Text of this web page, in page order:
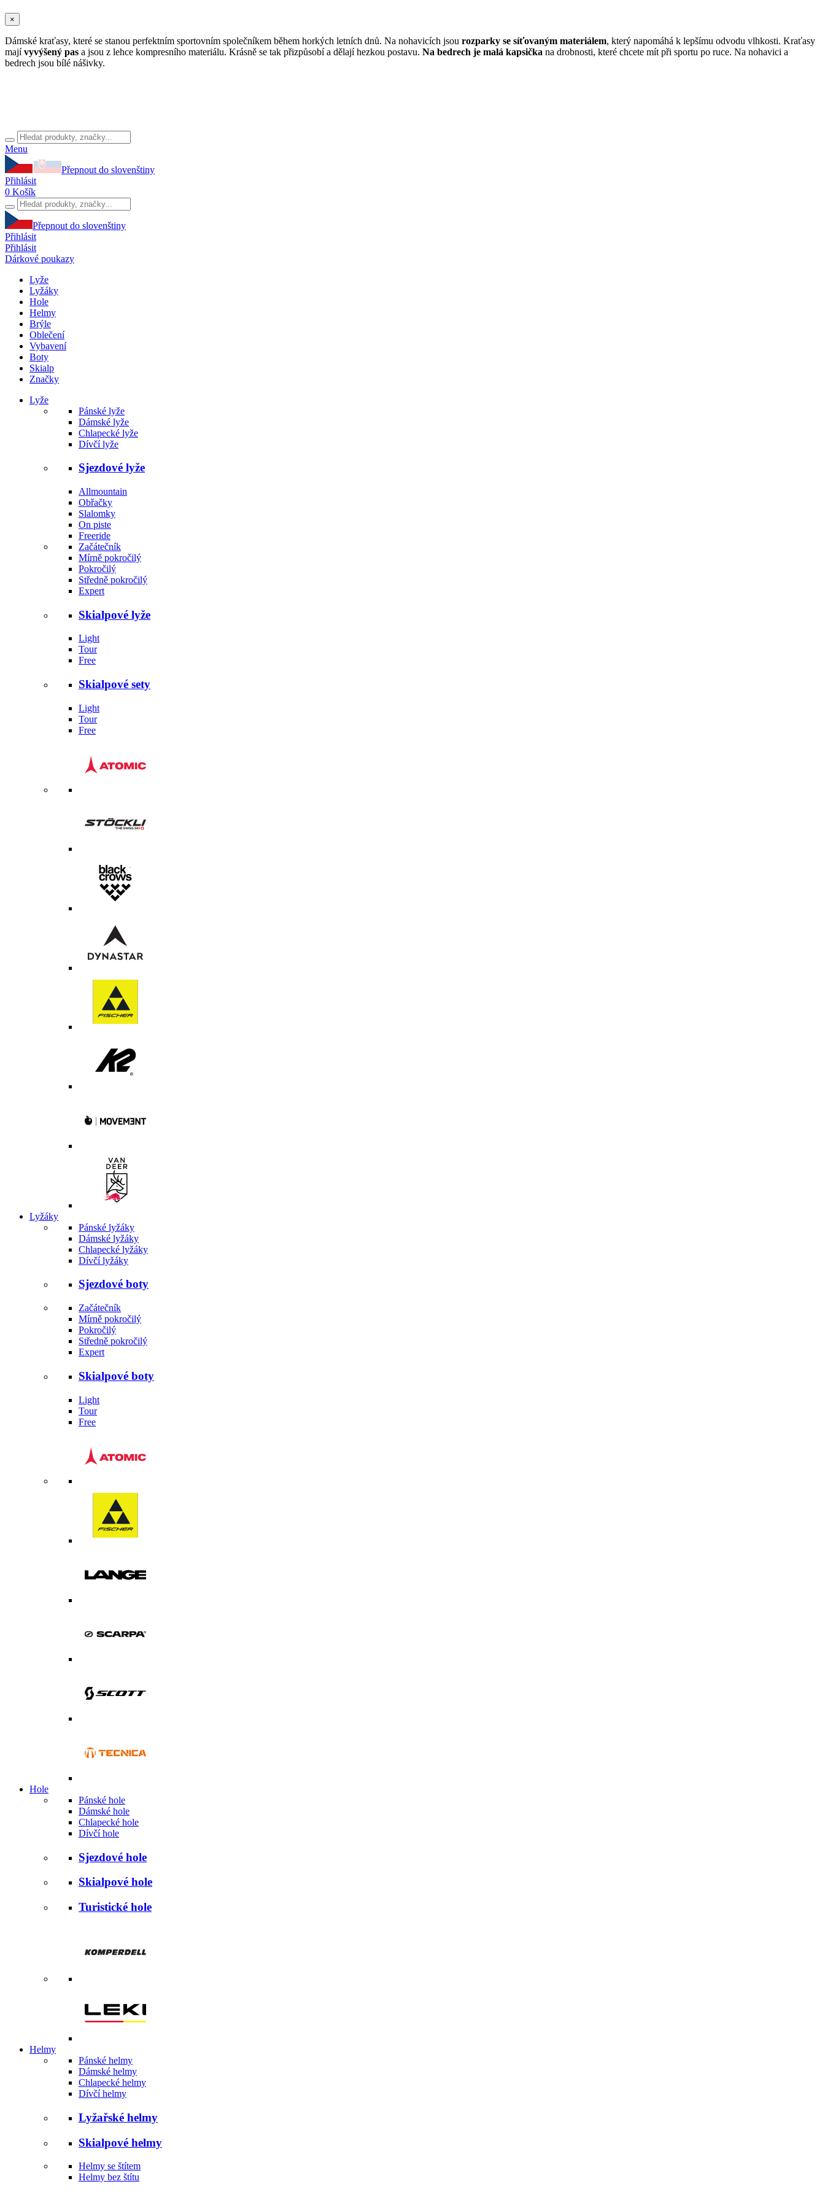
×
Dámské kraťasy, které se stanou perfektním sportovním společníkem během horkých letních dnů. Na nohavicích jsou rozparky se síťovaným materiálem, který napomáhá k lepšímu odvodu vlhkosti. Kraťasy
majívyvýšený pas a jsou z lehce kompresního materiálu. Krásně se tak přizpůsobí a dělají hezkou postavu. Na bedrech je malá kapsička na drobnosti, které chcete mít při sportu po ruce. Na nohavici a
bedrech jsou bílé nášivky.
Menu
Přepnout do slovenštiny
Přihlásit
0 Košík
Přepnout do slovenštiny
Přihlásit
Přihlásit
Dárkové poukazy
Lyže
Lyžáky
Hole
Helmy
Brýle
Oblečení
Vybavení
Boty
Skialp
Značky
Lyže
Pánské lyže
Dámské lyže
Chlapecké lyže
Dívčí lyže
Sjezdové lyže
Allmountain
Obřačky
Slalomky
On piste
Freeride
Začátečník
Mírně pokročilý
Pokročilý
Středně pokročilý
Expert
Skialpové lyže
Light
Tour
Free
Skialpové sety
Light
Tour
Free
Lyžáky
Pánské lyžáky
Dámské lyžáky
Chlapecké lyžáky
Dívčí lyžáky
Sjezdové boty
Začátečník
Mírně pokročilý
Pokročilý
Středně pokročilý
Expert
Skialpové boty
Light
Tour
Free
Hole
Pánské hole
Dámské hole
Chlapecké hole
Dívčí hole
Sjezdové hole
Skialpové hole
Turistické hole
Helmy
Pánské helmy
Dámské helmy
Chlapecké helmy
Dívčí helmy
Lyžařské helmy
Skialpové helmy
Helmy se štítem
Helmy bez štítu